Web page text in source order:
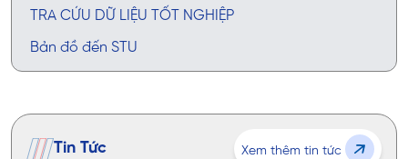
TRA CỨU DỮ LIỆU TỐT NGHIỆP
Bản đồ đến STU
Tin Tức Xem thêm tin tức